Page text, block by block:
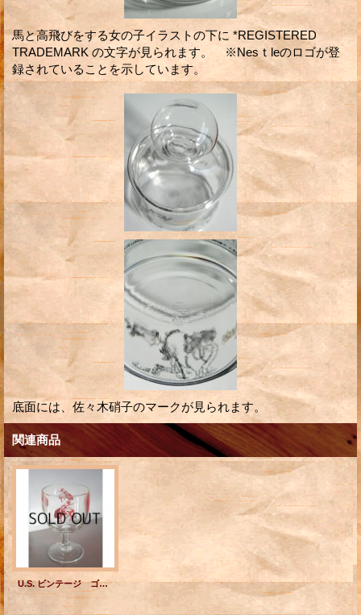
馬と高飛びをする女の子イラストの下に *REGISTERED
TRADEMARK の文字が見られます。 ※Nesｔleのロゴが登
録されていることを示しています。
底面には、佐々木硝子のマークが見られます。
関連商品
U.S. ビンテージ ゴブレットグラス ロディオプリント